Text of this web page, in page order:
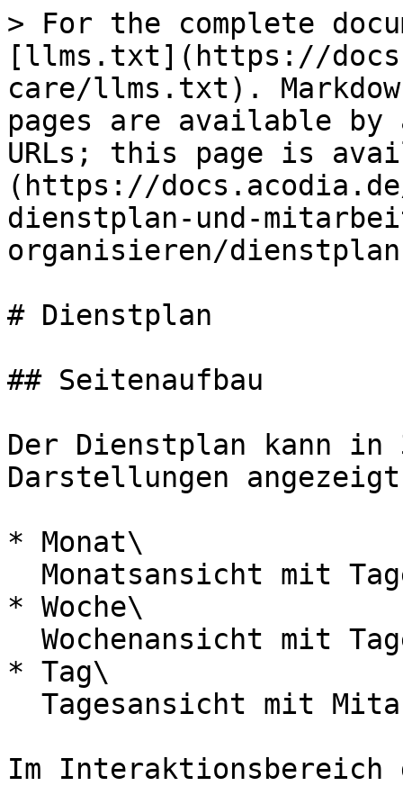
> For the complete
[llms.txt](https://
care/llms.txt).
pages are available by
URLs; this page is
(https://
dienstplan-und-
organisieren/
# Dienstplan
## Seitenaufbau
Der Dienstplan kann in
Darstellungen
* Monat\
* Woche\
* Tag\
Im Interaktionsbereich